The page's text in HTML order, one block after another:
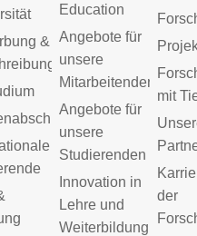
&
Education
Angebote für
unsere
Mitarbeitenden
Angebote für
unsere
Studierenden
Innovation in
Lehre und
Weiterbildung
mit
der